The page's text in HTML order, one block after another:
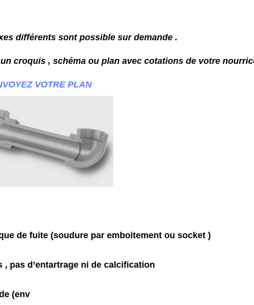
différents sont possible sur demande .
croquis , schéma ou plan avec cotations devotre
VOTRE PLAN
de fuite (soudure par emboitement ou socket )
pas d’entartrage ni de calcification
(env